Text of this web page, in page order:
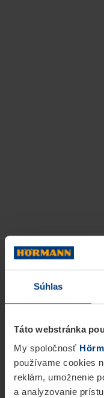
Súhlas
Táto webstránka
My spoločnosť
používame cookies
reklám, umožnenie
a analyzovanie